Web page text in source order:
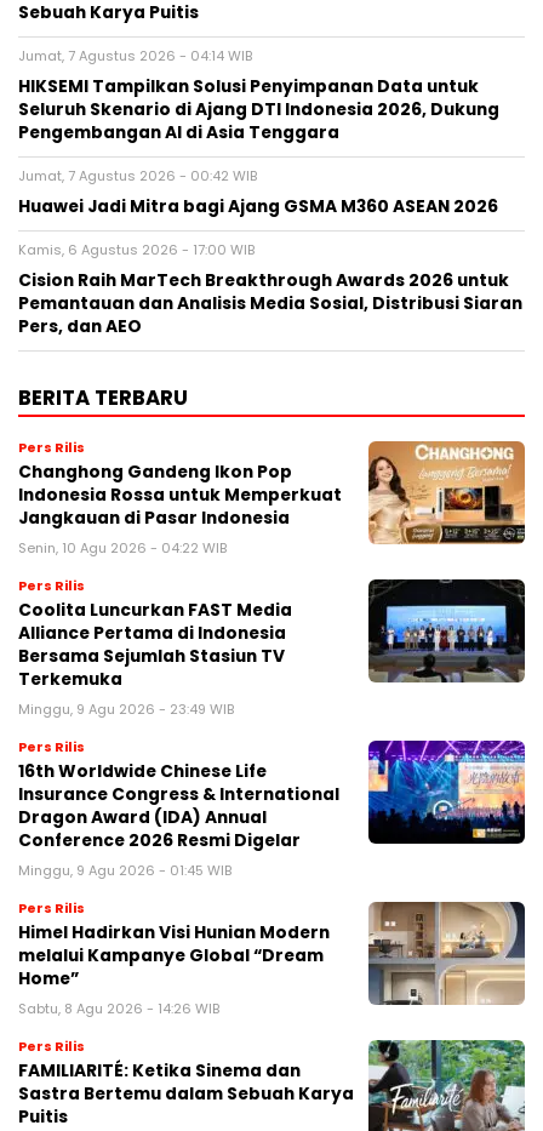
Sebuah Karya Puitis
Jumat, 7 Agustus 2026 - 04:14 WIB
HIKSEMI Tampilkan Solusi Penyimpanan Data untuk
Seluruh Skenario di Ajang DTI Indonesia 2026, Dukung
Pengembangan AI di Asia Tenggara
Jumat, 7 Agustus 2026 - 00:42 WIB
Huawei Jadi Mitra bagi Ajang GSMA M360 ASEAN 2026
Kamis, 6 Agustus 2026 - 17:00 WIB
Cision Raih MarTech Breakthrough Awards 2026 untuk
Pemantauan dan Analisis Media Sosial, Distribusi Siaran
Pers, dan AEO
BERITA TERBARU
Pers Rilis
Changhong Gandeng Ikon Pop
Indonesia Rossa untuk Memperkuat
Jangkauan di Pasar Indonesia
Senin, 10 Agu 2026 - 04:22 WIB
Pers Rilis
Coolita Luncurkan FAST Media
Alliance Pertama di Indonesia
Bersama Sejumlah Stasiun TV
Terkemuka
Minggu, 9 Agu 2026 - 23:49 WIB
Pers Rilis
16th Worldwide Chinese Life
Insurance Congress & International
Dragon Award (IDA) Annual
Conference 2026 Resmi Digelar
Minggu, 9 Agu 2026 - 01:45 WIB
Pers Rilis
Himel Hadirkan Visi Hunian Modern
melalui Kampanye Global “Dream
Home”
Sabtu, 8 Agu 2026 - 14:26 WIB
Pers Rilis
FAMILIARITÉ: Ketika Sinema dan
Sastra Bertemu dalam Sebuah Karya
Puitis